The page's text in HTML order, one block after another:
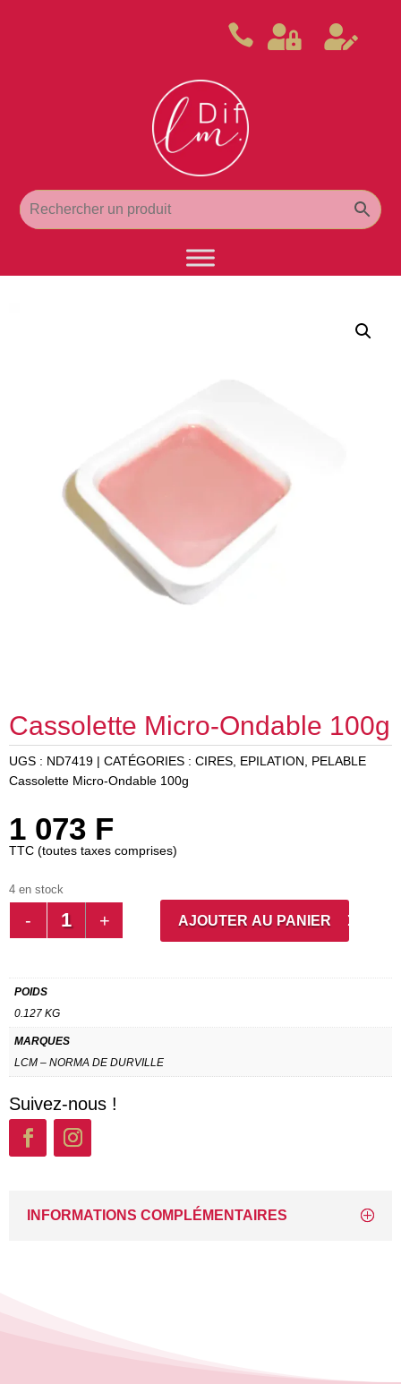
  
Cassolette Micro-Ondable 100g
UGS : ND7419 CATÉGORIES : CIRES EPILATION
PELABLE
Cassolette Micro-Ondable 100g
1 073 F
TTC (toutes taxes comprises)
4 en stock
QUANTITÉ
ONDABLE
100G
AJOUTER AU PANIER
POIDS
0.127 KG
MARQUES
LCM – NORMA DE DURVILLE
Suivez-nous !
INFORMATIONS COMPLÉMENTAIRES